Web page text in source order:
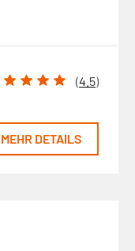
(4.5)
MEHR DETAILS